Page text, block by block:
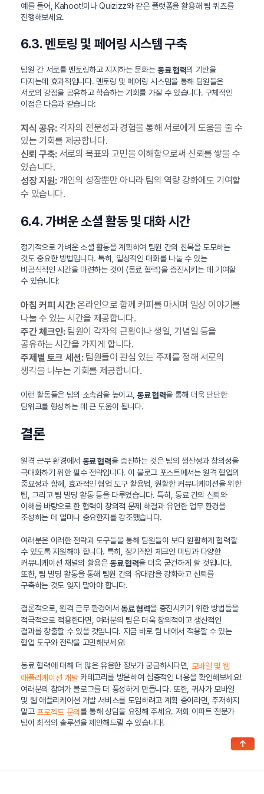
예를 들어, Kahoot!이나 Quizizz와 같은 플랫폼을 활용해 팀 퀴즈를
진행해보세요.
6.3. 멘토링 및 페어링 시스템 구축
팀원 간 서로를 멘토링하고 지지하는 문화는동료 협력의 기반을
다지는데 효과적입니다. 멘토링 및 페어링 시스템을 통해 팀원들은
서로의 강점을 공유하고 학습하는 기회를 가질 수 있습니다. 구체적인
이점은 다음과 같습니다:
지식 공유:각자의 전문성과 경험을 통해 서로에게 도움을 줄 수
있는 기회를 제공합니다.
신뢰 구축:서로의 목표와 고민을 이해함으로써 신뢰를 쌓을 수
있습니다.
성장 지원:개인의 성장뿐만 아니라 팀의 역량 강화에도 기여할
수 있습니다.
6.4. 가벼운 소셜 활동 및 대화 시간
정기적으로 가벼운 소셜 활동을 계획하여 팀원 간의 친목을 도모하는
것도 중요한 방법입니다. 특히, 일상적인 대화를 나눌 수 있는
비공식적인 시간을 마련하는 것이 ⟨동료 협력⟩을 증진시키는 데 기여할
수 있습니다:
아침 커피 시간:온라인으로 함께 커피를 마시며 일상 이야기를
나눌 수 있는 시간을 제공합니다.
주간 체크인:팀원이 각자의 근황이나 생일, 기념일 등을
공유하는 시간을 가지게 합니다.
주제별 토크 세션:팀원들이 관심 있는 주제를 정해 서로의
생각을 나누는 기회를 제공합니다.
이런 활동들은 팀의 소속감을 높이고,동료 협력을 통해 더욱 단단한
팀워크를 형성하는 데 큰 도움이 됩니다.
결론
원격 근무 환경에서 동료 협력을 증진하는 것은 팀의 생산성과 창의성을
극대화하기 위한 필수 전략입니다. 이 블로그 포스트에서는 원격 협업의
중요성과 함께, 효과적인 협업 도구 활용법, 원활한 커뮤니케이션을 위한
팁, 그리고 팀 빌딩 활동 등을 다루었습니다. 특히, 동료 간의 신뢰와
이해를 바탕으로 한 협력이 창의적 문제 해결과 유연한 업무 환경을
조성하는 데 얼마나 중요한지를 강조했습니다.
여러분은 이러한 전략과 도구들을 통해 팀원들이 보다 원활하게 협력할
수 있도록 지원해야 합니다. 특히, 정기적인 체크인 미팅과 다양한
커뮤니케이션 채널의 활용은동료 협력을 더욱 굳건하게 할 것입니다.
또한, 팀 빌딩 활동을 통해 팀원 간의 유대감을 강화하고 신뢰를
구축하는 것도 잊지 말아야 합니다.
결론적으로, 원격 근무 환경에서동료 협력을 증진시키기 위한 방법들을
적극적으로 적용한다면, 여러분의 팀은 더욱 창의적이고 생산적인
결과를 창출할 수 있을 것입니다. 지금 바로 팀 내에서 적용할 수 있는
협업 도구와 전략을 고민해보세요!
동료 협력에 대해 더 많은 유용한 정보가 궁금하시다면,
모바일 및 웹
애플리케이션 개발카테고리를 방문하여 심층적인 내용을 확인해보세요!
여러분의 참여가 블로그를 더 풍성하게 만듭니다. 또한, 귀사가 모바일
및 웹 애플리케이션 개발 서비스를 도입하려고 계획 중이라면, 주저하지
말고 프로젝트 문의를 통해 상담을 요청해 주세요. 저희 이파트 전문가
팀이 최적의 솔루션을 제안해드릴 수 있습니다!
↑